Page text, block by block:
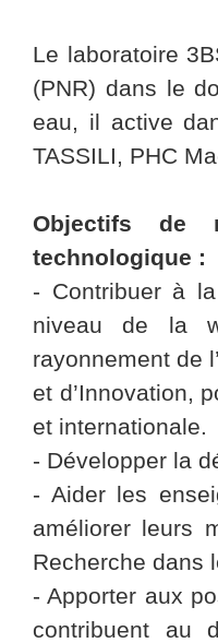
Le laboratoire
(PNR) dans le
eau, il active
TASSILI, PHC
Objectifs de
technologique :
- Contribuer à
niveau de la
rayonnement de
et d’Innovation,
et internationale.
- Développer la
- Aider les
améliorer leurs
Recherche dans
- Apporter aux
contribuent au